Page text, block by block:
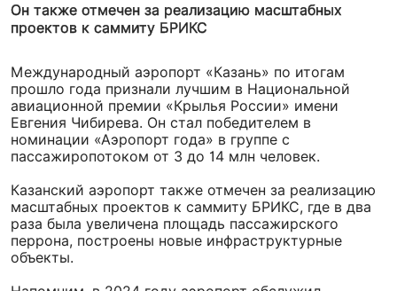
Он также отмечен за реализацию масштабных
проектов к саммиту БРИКС
Международный аэропорт «Казань» по итогам
прошло года признали лучшим в Национальной
авиационной премии «Крылья России» имени
Евгения Чибирева. Он стал победителем в
номинации «Аэропорт года» в группе с
пассажиропотоком от 3 до 14 млн человек.
Казанский аэропорт также отмечен за реализацию
масштабных проектов к саммиту БРИКС, где в два
раза была увеличена площадь пассажирского
перрона, построены новые инфраструктурные
объекты.